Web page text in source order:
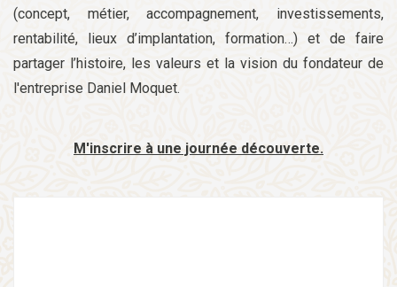
(concept, métier, accompagnement, investissements,
rentabilité, lieux d’implantation, formation…) et de faire
partager l’histoire, les valeurs et la vision du fondateur de
l'entreprise Daniel Moquet.
M'inscrire à une journée découverte.